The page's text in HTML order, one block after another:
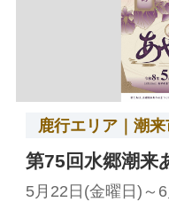
鹿行エリア｜潮来
第75回水郷潮来
5月22日(金曜日)～